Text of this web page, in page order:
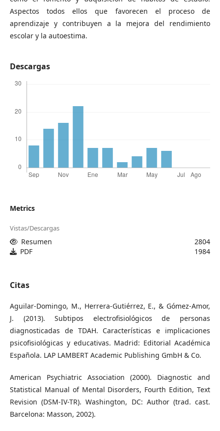
Aspectos todos ellos que favorecen el proceso de
aprendizaje y contribuyen a la mejora del rendimiento
escolar y la autoestima.
Descargas
Metrics
Vistas/Descargas
Resumen
2804
PDF
1984
Citas
Aguilar-Domingo, M., Herrera-Gutiérrez, E., & Gómez-Amor,
J. (2013). Subtipos electrofisiológicos de personas
diagnosticadas de TDAH. Características e implicaciones
psicofisiológicas y educativas. Madrid: Editorial Académica
Española. LAP LAMBERT Academic Publishing GmbH & Co.
American Psychiatric Association (2000). Diagnostic and
Statistical Manual of Mental Disorders, Fourth Edition, Text
Revision (DSM-IV-TR). Washington, DC: Author (trad. cast.
Barcelona: Masson, 2002).